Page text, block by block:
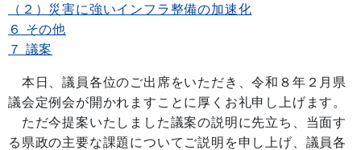
（２）災害に強いインフラ整備の加速化
６ その他
７ 議案
本日、議員各位のご出席をいただき、令和８年２月県
議会定例会が開かれますことに厚くお礼申し上げます。
ただ今提案いたしました議案の説明に先立ち、当面す
る県政の主要な課題についてご説明を申し上げ、議員各